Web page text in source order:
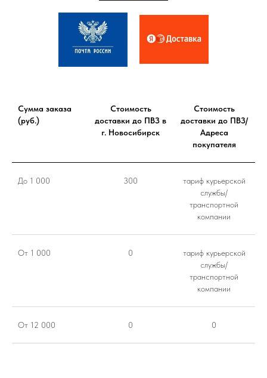
Сумма заказа
(руб.)
Стоимость
доставки до ПВЗ в
г. Новосибирск
Стоимость
доставки до ПВЗ/
Адреса
покупателя
До 1 000 300
тариф курьерской
службы/
транспортной
компании
От 1 000 0
тариф курьерской
службы/
транспортной
компании
От 12 000 0 0